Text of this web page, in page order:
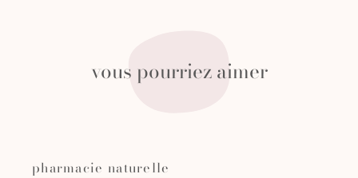
vous pourriez aimer
pharmacie naturelle